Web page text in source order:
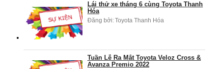
Lái thử xe tháng 6 cùng Toyota Thanh
Hóa
Đăng bởi:Toyota Thanh Hóa
Tuần Lễ Ra Mắt Toyota Veloz Cross &
Avanza Premio 2022